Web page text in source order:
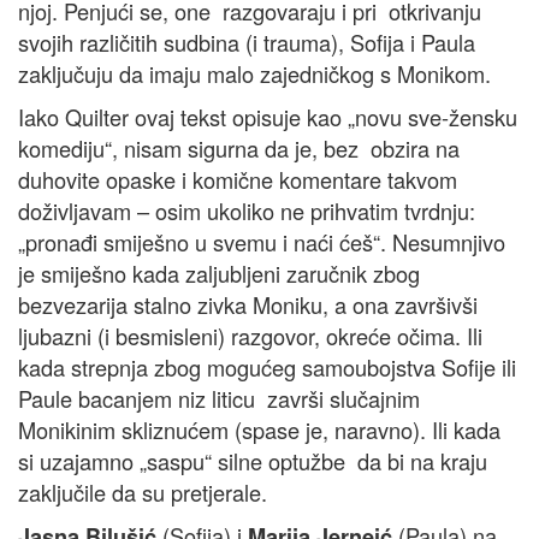
njoj. Penjući se, one razgovaraju i pri otkrivanju
svojih različitih sudbina (i trauma), Sofija i Paula
zaključuju da imaju malo zajedničkog s Monikom.
Iako Quilter ovaj tekst opisuje kao „novu sve-žensku
komediju“, nisam sigurna da je, bez obzira na
duhovite opaske i komične komentare takvom
doživljavam – osim ukoliko ne prihvatim tvrdnju:
„pronađi smiješno u svemu i naći ćeš“. Nesumnjivo
je smiješno kada zaljubljeni zaručnik zbog
bezvezarija stalno zivka Moniku, a ona završivši
ljubazni (i besmisleni) razgovor, okreće očima. Ili
kada strepnja zbog mogućeg samoubojstva Sofije ili
Paule bacanjem niz liticu završi slučajnim
Monikinim skliznućem (spase je, naravno). Ili kada
si uzajamno „saspu“ silne optužbe da bi na kraju
zaključile da su pretjerale.